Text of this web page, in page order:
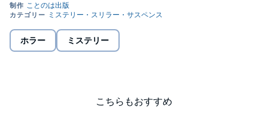
ホラー ミステリー
こちらもおすすめ